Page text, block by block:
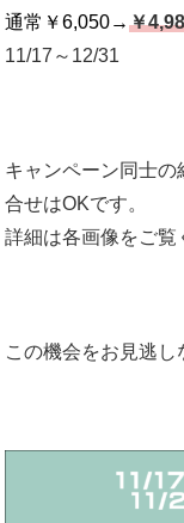
通常￥6,050→￥
11/17～12/31
キャンペーン同士の
合せはOKです。
詳細は各画像をご覧
この機会をお見逃し